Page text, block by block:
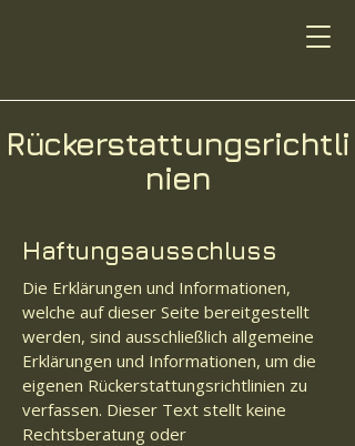
Rückerstattungsrichtli
nien
Haftungsausschluss
Die Erklärungen und Informationen,
welche auf dieser Seite bereitgestellt
werden, sind ausschließlich allgemeine
Erklärungen und Informationen, um die
eigenen Rückerstattungsrichtlinien zu
verfassen. Dieser Text stellt keine
Rechtsberatung oder